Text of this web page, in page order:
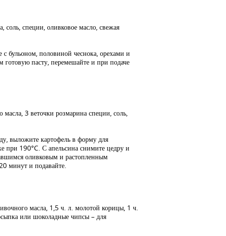
специи, оливковое масло, свежая
с бульоном, половиной чеснока, орехами и
пасту, перемешайте и при подаче
масла, 3 веточки розмарина специи, соль,
выложите картофель в форму для
при 190°C. С апельсина снимите цедру и
оливковым и растопленным
минут и подавайте.
масла, 1,5 ч. л. молотой корицы, 1 ч.
или шоколадные чипсы – для